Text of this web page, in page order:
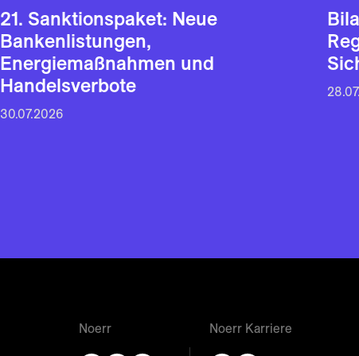
21. Sanktionspaket: Neue
Bankenlistungen,
Energiemaßnahmen und
Handelsverbote
30.07.2026
Noerr Noerr Karriere